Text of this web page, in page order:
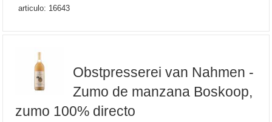
articulo: 16643
Obstpresserei van Nahmen -
Zumo de manzana Boskoop,
zumo 100% directo